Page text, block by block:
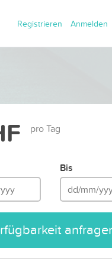
Registrieren Anmelden
pro Tag
Bis